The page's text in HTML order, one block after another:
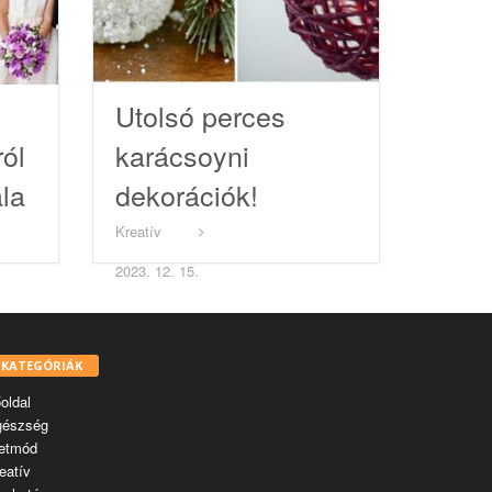
Utolsó perces
karácsoyni
dekorációk!
Kreatív
2023. 12. 15.
KATEGÓRIÁK